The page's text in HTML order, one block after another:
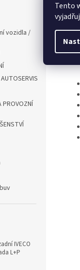
Tento
vozidla /
PROVOZNÍ
IVECO
L+P